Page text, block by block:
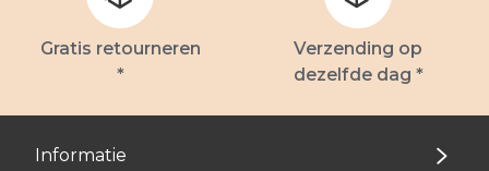
Gratis retourneren
*
Verzending op
dezelfde dag *
Informatie